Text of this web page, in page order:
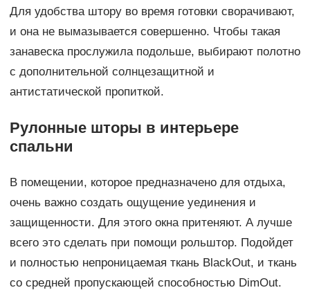
Для удобства штору во время готовки сворачивают,
и она не вымазывается совершенно. Чтобы такая
занавеска прослужила подольше, выбирают полотно
с дополнительной солнцезащитной и
антистатической пропиткой.
Рулонные шторы в интерьере
спальни
В помещении, которое предназначено для отдыха,
очень важно создать ощущение уединения и
защищенности. Для этого окна притеняют. А лучше
всего это сделать при помощи рольштор. Подойдет
и полностью непроницаемая ткань BlackOut, и ткань
со средней пропускающей способностью DimOut.